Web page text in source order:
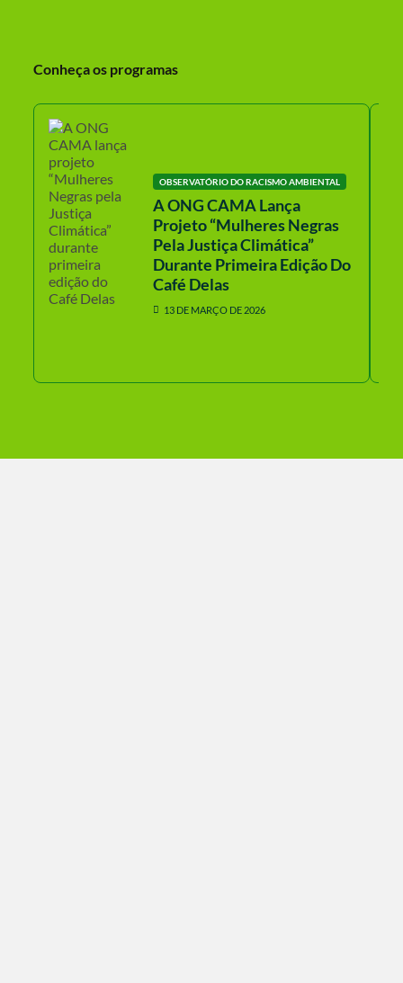
Conheça os programas
OBSERVATÓRIO DO RACISMO AMBIENTAL
A ONG CAMA Lança
Projeto “Mulheres Negras
Pela Justiça Climática”
Durante Primeira Edição Do
Café Delas
13 DE MARÇO DE 2026